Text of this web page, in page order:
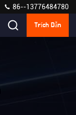
86--13776484780
Trích Dẫn